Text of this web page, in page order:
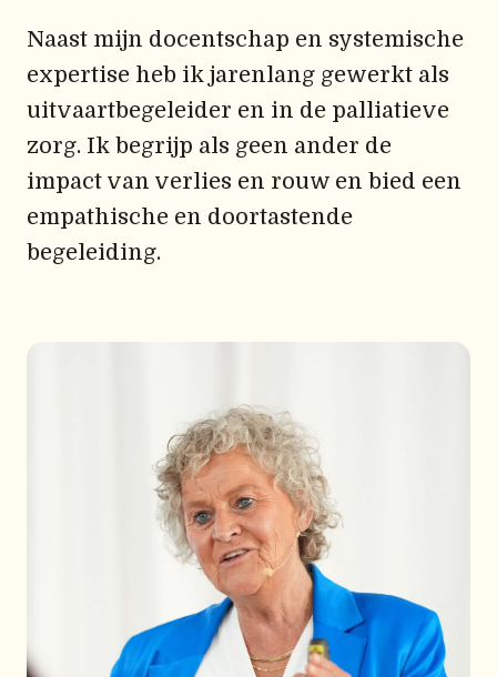
Naast mijn docentschap en systemische
expertise heb ik jarenlang gewerkt als
uitvaartbegeleider en in de palliatieve
zorg. Ik begrijp als geen ander de
impact van verlies en rouw en bied een
empathische en doortastende
begeleiding.